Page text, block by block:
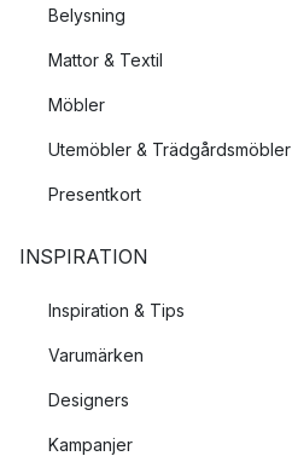
Belysning
Mattor & Textil
Möbler
Utemöbler & Trädgårdsmöbler
Presentkort
INSPIRATION
Inspiration & Tips
Varumärken
Designers
Kampanjer